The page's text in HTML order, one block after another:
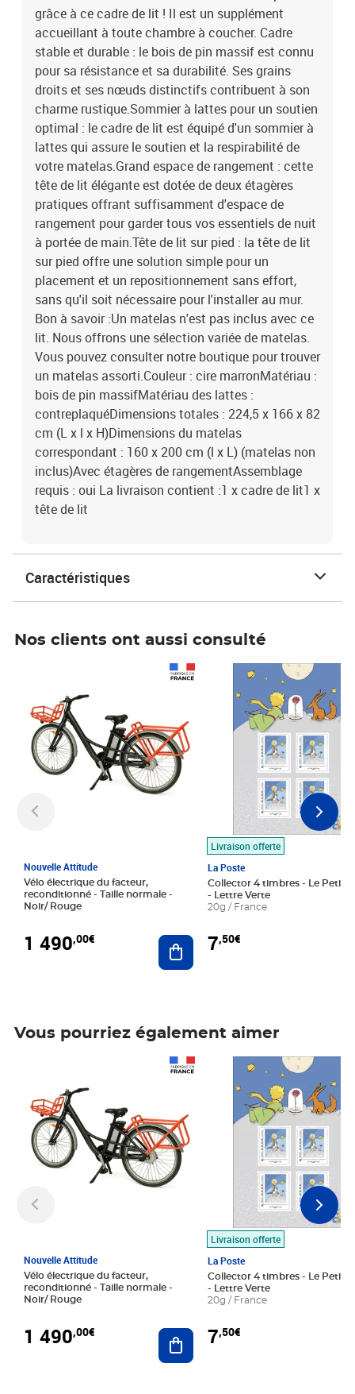
variée de matelas. Vous pouvez consulter notre boutique pour
trouver un matelas assorti.Couleur : cire marronMatériau : bois de
pin massifMatériau des lattes : contreplaquéDimensions totales :
224,5 x 166 x 82 cm (L x l x H)Dimensions du matelas
correspondant : 160 x 200 cm (l x L) (matelas non inclus)Avec
étagères de rangementAssemblage requis : oui La livraison
contient :1 x cadre de lit1 x tête de lit
grâce à ce cadre de lit ! Il est un supplément
accueillant à toute chambre à coucher. Cadre
stable et durable : le bois de pin massif est connu
pour sa résistance et sa durabilité. Ses grains
droits et ses nœuds distinctifs contribuent à son
charme rustique.Sommier à lattes pour un soutien
optimal : le cadre de lit est équipé d'un sommier à
lattes qui assure le soutien et la respirabilité de
votre matelas.Grand espace de rangement : cette
tête de lit élégante est dotée de deux étagères
pratiques offrant suffisamment d'espace de
rangement pour garder tous vos essentiels de nuit
à portée de main.Tête de lit sur pied : la tête de lit
sur pied offre une solution simple pour un
placement et un repositionnement sans effort,
sans qu'il soit nécessaire pour l'installer au mur.
Bon à savoir :Un matelas n'est pas inclus avec ce
lit. Nous offrons une sélection variée de matelas.
Vous pouvez consulter notre boutique pour trouver
un matelas assorti.Couleur : cire marronMatériau :
bois de pin massifMatériau des lattes :
contreplaquéDimensions totales : 224,5 x 166 x 82
cm (L x l x H)Dimensions du matelas
correspondant : 160 x 200 cm (l x L) (matelas non
inclus)Avec étagères de rangementAssemblage
requis : oui La livraison contient :1 x cadre de lit1 x
tête de lit
Caractéristiques
Nos clients ont aussi consulté
Nouvelle Attitude
Vélo électrique du facteur,
reconditionné - Taille normale -
Noir/ Rouge
1 490,00€ Ajouter au panier
Livraison offerte
La Poste
Collector 4 timbres - Le Petit
- Lettre Verte
20g / France
7,50€
Prix 7,50€
Vous pourriez également aimer
Nouvelle Attitude
Vélo électrique du facteur,
reconditionné - Taille normale -
Noir/ Rouge
1 490,00€ Ajouter au panier
Livraison offerte
La Poste
Collector 4 timbres - Le Petit
- Lettre Verte
20g / France
7,50€
Prix 7,50€